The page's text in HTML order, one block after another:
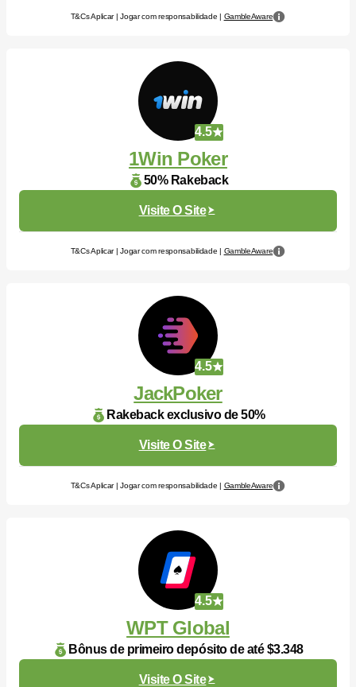
T&Cs Aplicar | Jogar com responsabilidade | GambleAware
4.5
1Win Poker
50% Rakeback
Visite O Site
T&Cs Aplicar | Jogar com responsabilidade | GambleAware
4.5
JackPoker
Rakeback exclusivo de 50%
Visite O Site
T&Cs Aplicar | Jogar com responsabilidade | GambleAware
4.5
WPT Global
Bônus de primeiro depósito de até $3.348
Visite O Site